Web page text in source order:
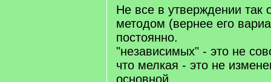
q
Не все в утверждении так
методом (вернее его
постоянно.
"независимых" - это не
что мелкая - это не
основной.